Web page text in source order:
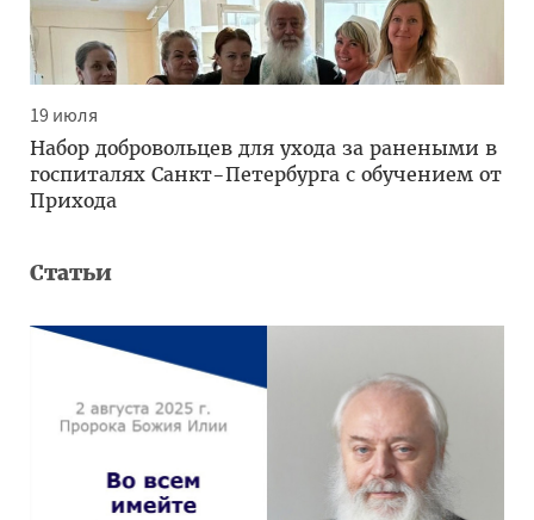
19 июля
Набор добровольцев для ухода за ранеными в
госпиталях Санкт-Петербурга с обучением от
Прихода
Статьи